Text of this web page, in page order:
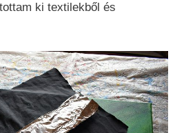
ki textilekből és